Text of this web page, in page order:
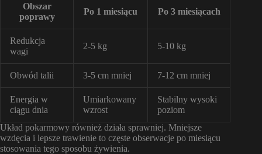
Obszar
poprawy
Po 1 miesiącu Po 3 miesiącach
Redukcja
wagi
2-5 kg 5-10 kg
Obwód talii 3-5 cm mniej 7-12 cm mniej
Energia w
ciągu dnia
Umiarkowany
wzrost
Stabilny wysoki
poziom
Układ pokarmowy również działa sprawniej. Mniejsze
wzdęcia i lepsze trawienie to częste obserwacje po miesiącu
stosowania tego sposobu żywienia.